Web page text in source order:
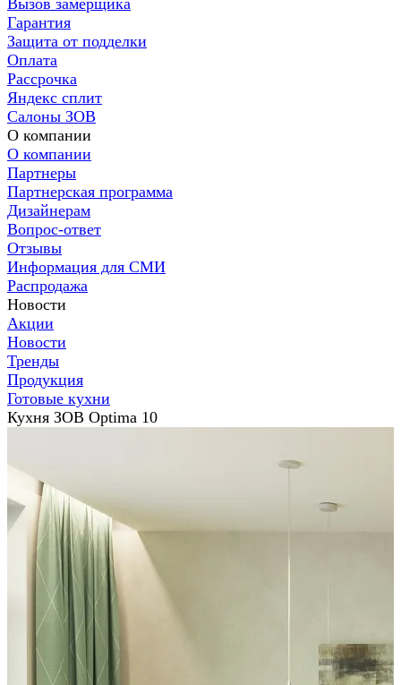
Вызов замерщика
Гарантия
Защита от подделки
Оплата
Рассрочка
Яндекс сплит
Салоны ЗОВ
О компании
О компании
Партнеры
Партнерская программа
Дизайнерам
Вопрос-ответ
Отзывы
Информация для СМИ
Распродажа
Новости
Акции
Новости
Тренды
Продукция
Готовые кухни
Кухня ЗОВ Optima 10